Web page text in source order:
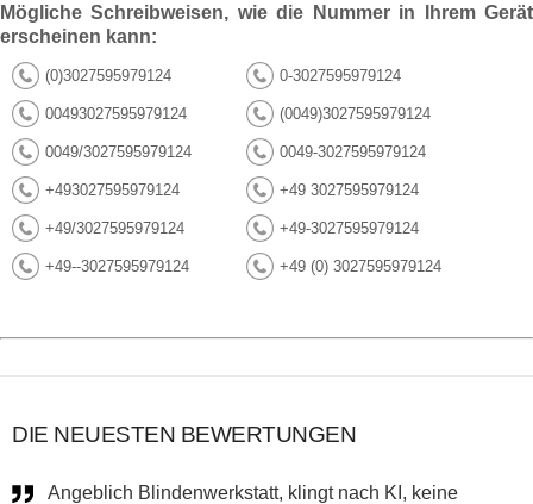
Mögliche Schreibweisen, wie die Nummer in Ihrem Gerät
erscheinen kann:
(0)3027595979124 0-3027595979124
00493027595979124 (0049)3027595979124
0049/3027595979124 0049-3027595979124
+493027595979124 +49 3027595979124
+49/3027595979124 +49-3027595979124
+49--3027595979124 +49 (0) 3027595979124
DIE NEUESTEN BEWERTUNGEN
Angeblich Blindenwerkstatt, klingt nach KI, keine